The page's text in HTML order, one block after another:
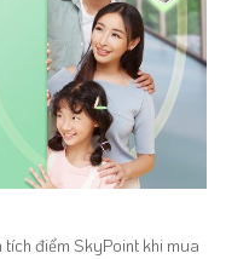
điểm SkyPoint khi mua